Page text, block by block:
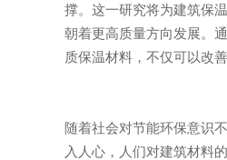
撑。这一研究将为建筑保
朝着更高质量方向发展。
质保温材料，不仅可以改
随着社会对节能环保意识
入人心，人们对建筑材料